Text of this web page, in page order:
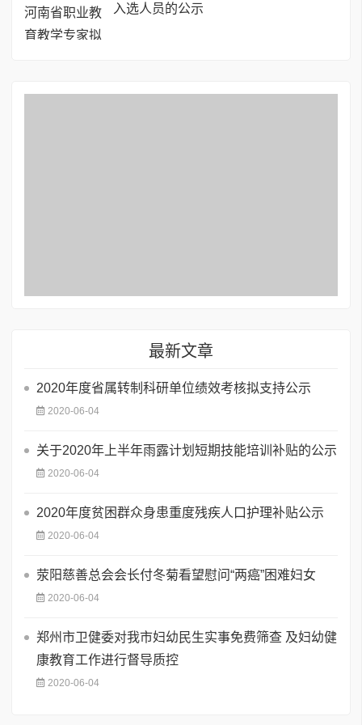
入选人员的公示
最新文章
2020年度省属转制科研单位绩效考核拟支持公示
2020-06-04
关于2020年上半年雨露计划短期技能培训补贴的公示
2020-06-04
2020年度贫困群众身患重度残疾人口护理补贴公示
2020-06-04
荥阳慈善总会会长付冬菊看望慰问“两癌”困难妇女
2020-06-04
郑州市卫健委对我市妇幼民生实事免费筛查 及妇幼健
康教育工作进行督导质控
2020-06-04